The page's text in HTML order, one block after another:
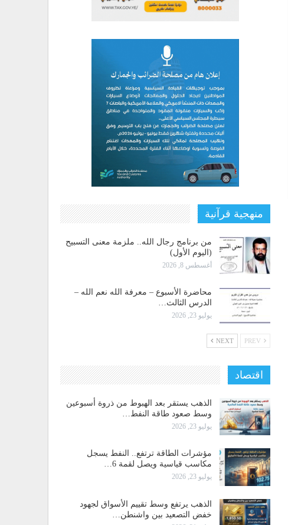
منهجية قرآنية
من برنامج رجال الله.. ملزمة معنى التسبيح
(اليوم الأول)
أغسطس 8, 2026
محاضرة الأسبوع – معرفة الله نعم الله –
الدرس الثالث…
يوليو 23, 2026
NEXT
اقتصاد
الذهب يستقر بعد الهبوط من ذروة أسبوعين
وسط صعود طاقة النفط…
يوليو 23, 2026
مؤشرات الطاقة ترتفع.. النفط يسجل
مكاسب قياسية ويصل لقمة 6…
يوليو 23, 2026
الذهب يرتفع وسط تقييم الأسواق لجهود
خفض التصعيد بين واشنطن…